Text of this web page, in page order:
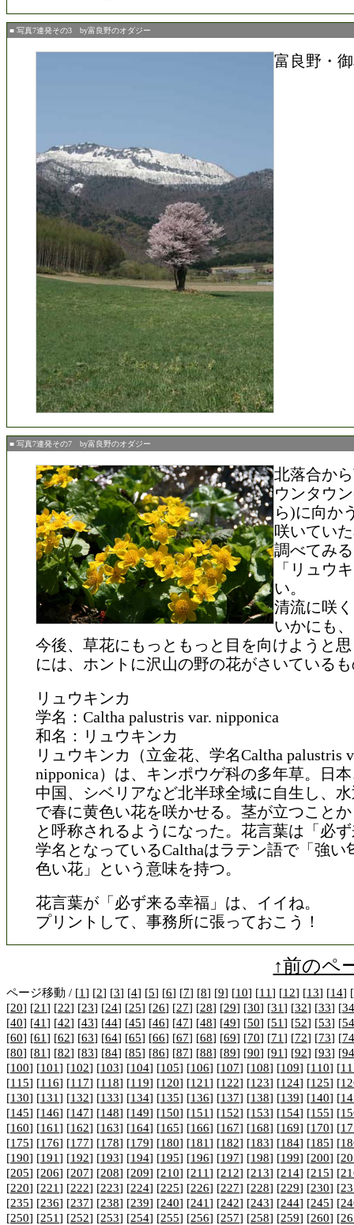
■ 写真7連発その3 by富良野のオダジー
富良野・
■ 写真7連発その7 by富良野のオダジー
北落合か
ウンタウ
ら)に向か
咲いてい
調べてみ
「リュウ
い。
清流に咲
いかにも
今後、草花にもっともっと目を向けようと
には、ホントに沢山の野の花がさいている
リュウキンカ
学名：Caltha palustris var. nipponica
和名：リュウキンカ
リュウキンカ（立金花、学名Caltha palustris
nipponica）は、キンポウゲ科の多年草。日
中国、シベリアなど北半球全域に自生し、
で春に黄色い花を咲かせる。茎が立つこと
と呼称されるようになった。花言葉は「必
学名となっているCalthaはラテン語で「強い
色い花」という意味を持つ。
花言葉が「必ず来る幸福」は、イイね。
プリントして、事務所に張っておこう！
↑前のペ
ページ移動 / [1] [2] [3] [4] [5] [6] [7] [8] [9] [10] [11] [12] [13] [14] [
[20] [21] [22] [23] [24] [25] [26] [27] [28] [29] [30] [31] [32] [33] [34
[40] [41] [42] [43] [44] [45] [46] [47] [48] [49] [50] [51] [52] [53] [54
[60] [61] [62] [63] [64] [65] [66] [67] [68] [69] [70] [71] [72] [73] [74
[80] [81] [82] [83] [84] [85] [86] [87] [88] [89] [90] [91] [92] [93] [94
[100] [101] [102] [103] [104] [105] [106] [107] [108] [109] [110] [
[115] [116] [117] [118] [119] [120] [121] [122] [123] [124] [125] [
[130] [131] [132] [133] [134] [135] [136] [137] [138] [139] [140] [
[145] [146] [147] [148] [149] [150] [151] [152] [153] [154] [155] [
[160] [161] [162] [163] [164] [165] [166] [167] [168] [169] [170] [
[175] [176] [177] [178] [179] [180] [181] [182] [183] [184] [185] [
[190] [191] [192] [193] [194] [195] [196] [197] [198] [199] [200] [
[205] [206] [207] [208] [209] [210] [211] [212] [213] [214] [215] [
[220] [221] [222] [223] [224] [225] [226] [227] [228] [229] [230] [
[235] [236] [237] [238] [239] [240] [241] [242] [243] [244] [245] [
[250] [251] [252] [253] [254] [255] [256] [257] [258] [259] [260] [